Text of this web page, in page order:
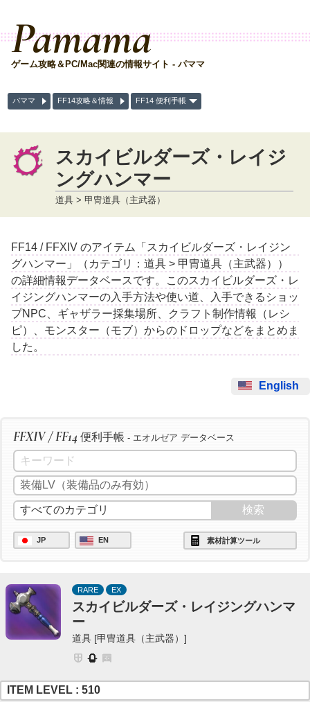
Pamama
ゲーム攻略＆PC/Mac関連の情報サイト - パママ
パママ FF14攻略＆情報 FF14 便利手帳
スカイビルダーズ・レイジ
ングハンマー
道具 > 甲冑道具（主武器）
FF14 / FFXIV のアイテム「スカイビルダーズ・レイジン
グハンマー」（カテゴリ：道具 > 甲冑道具（主武器））
の詳細情報データベースです。このスカイビルダーズ・レ
イジングハンマーの入手方法や使い道、入手できるショッ
プNPC、ギャザラー採集場所、クラフト制作情報（レシ
ピ）、モンスター（モブ）からのドロップなどをまとめま
した。
English
FFXIV / FF14 便利手帳 - エオルゼア データベース
JP EN 素材計算ツール
RARE EX
スカイビルダーズ・レイジングハンマ
ー
道具 [甲冑道具（主武器）]
ITEM LEVEL : 510